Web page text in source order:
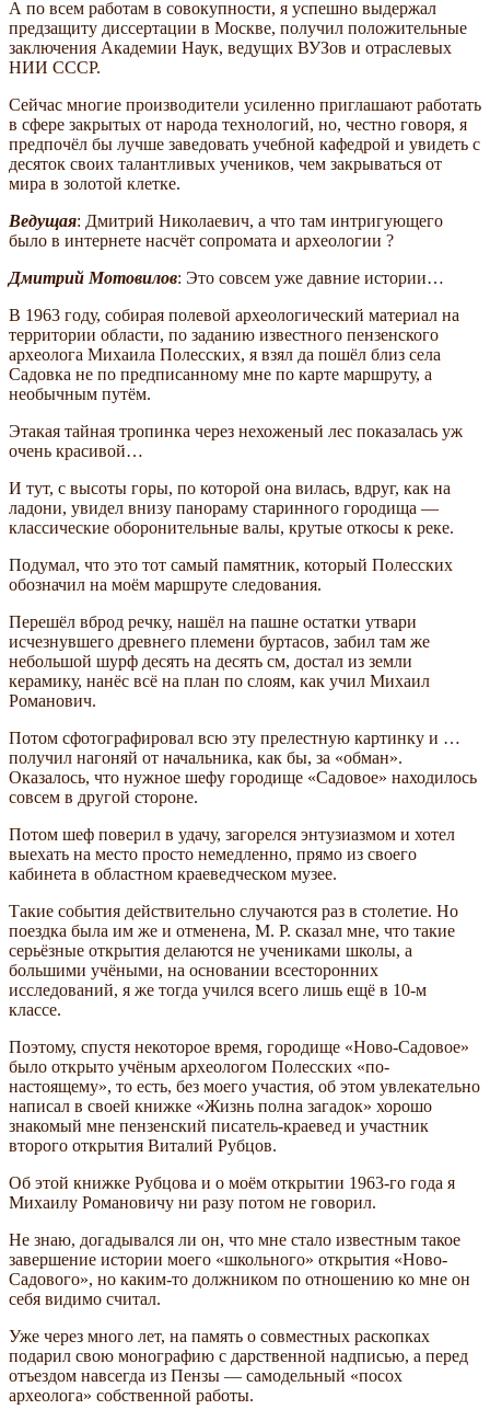
А по всем работам в совокупности, я успешно выдержал
предзащиту диссертации в Москве, получил положительные
заключения Академии Наук, ведущих ВУЗов и отраслевых
НИИ СССР.
Сейчас многие производители усиленно приглашают работать
в сфере закрытых от народа технологий, но, честно говоря, я
предпочёл бы лучше заведовать учебной кафедрой и увидеть с
десяток своих талантливых учеников, чем закрываться от
мира в золотой клетке.
Ведущая: Дмитрий Николаевич, а что там интригующего
было в интернете насчёт сопромата и археологии ?
Дмитрий Мотовилов: Это совсем уже давние истории…
В 1963 году, собирая полевой археологический материал на
территории области, по заданию известного пензенского
археолога Михаила Полесских, я взял да пошёл близ села
Садовка не по предписанному мне по карте маршруту, а
необычным путём.
Этакая тайная тропинка через нехоженый лес показалась уж
очень красивой…
И тут, с высоты горы, по которой она вилась, вдруг, как на
ладони, увидел внизу панораму старинного городища —
классические оборонительные валы, крутые откосы к реке.
Подумал, что это тот самый памятник, который Полесских
обозначил на моём маршруте следования.
Перешёл вброд речку, нашёл на пашне остатки утвари
исчезнувшего древнего племени буртасов, забил там же
небольшой шурф десять на десять см, достал из земли
керамику, нанёс всё на план по слоям, как учил Михаил
Романович.
Потом сфотографировал всю эту прелестную картинку и …
получил нагоняй от начальника, как бы, за «обман».
Оказалось, что нужное шефу городище «Садовое» находилось
совсем в другой стороне.
Потом шеф поверил в удачу, загорелся энтузиазмом и хотел
выехать на место просто немедленно, прямо из своего
кабинета в областном краеведческом музее.
Такие события действительно случаются раз в столетие. Но
поездка была им же и отменена, М. Р. сказал мне, что такие
серьёзные открытия делаются не учениками школы, а
большими учёными, на основании всесторонних
исследований, я же тогда учился всего лишь ещё в 10-м
классе.
Поэтому, спустя некоторое время, городище «Ново-Садовое»
было открыто учёным археологом Полесских «по-
настоящему», то есть, без моего участия, об этом увлекательно
написал в своей книжке «Жизнь полна загадок» хорошо
знакомый мне пензенский писатель-краевед и участник
второго открытия Виталий Рубцов.
Об этой книжке Рубцова и о моём открытии 1963-го года я
Михаилу Романовичу ни разу потом не говорил.
Не знаю, догадывался ли он, что мне стало известным такое
завершение истории моего «школьного» открытия «Ново-
Садового», но каким-то должником по отношению ко мне он
себя видимо считал.
Уже через много лет, на память о совместных раскопках
подарил свою монографию с дарственной надписью, а перед
отъездом навсегда из Пензы — самодельный «посох
археолога» собственной работы.